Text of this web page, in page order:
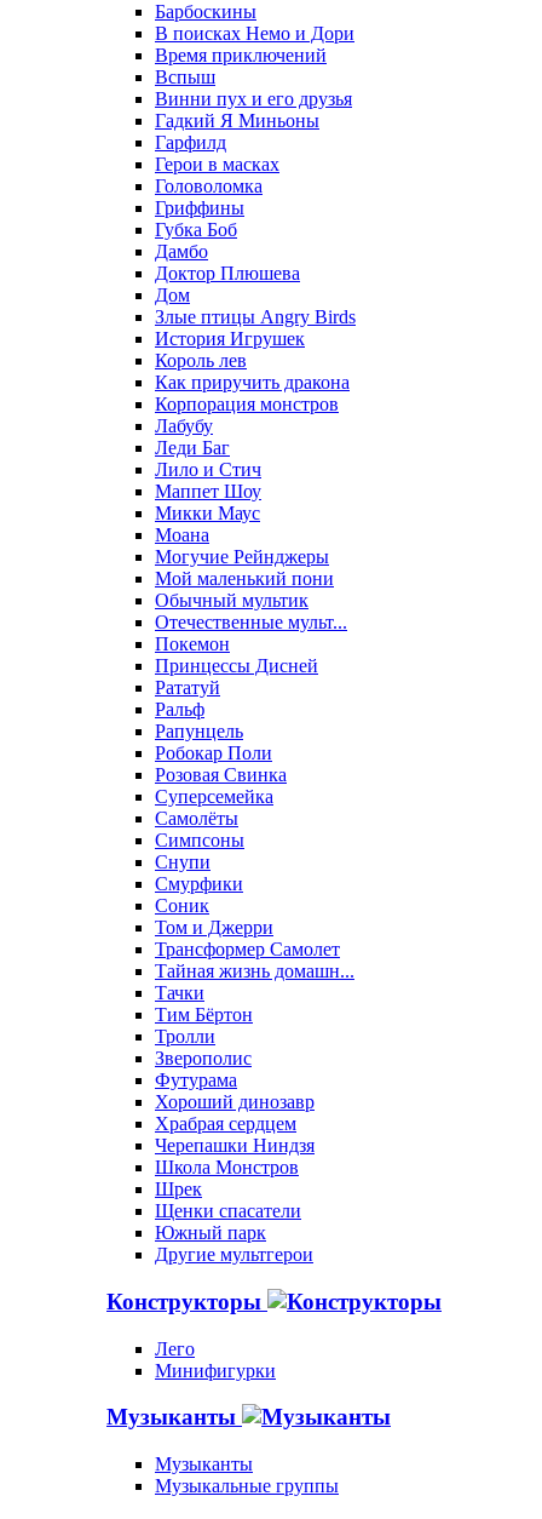
Барбоскины
В поисках Немо и Дори
Время приключений
Вспыш
Винни пух и его друзья
Гадкий Я Миньоны
Гарфилд
Герои в масках
Головоломка
Гриффины
Губка Боб
Дамбо
Доктор Плюшева
Дом
Злые птицы Angry Birds
История Игрушек
Король лев
Как приручить дракона
Корпорация монстров
Лабубу
Леди Баг
Лило и Стич
Маппет Шоу
Микки Маус
Моана
Могучие Рейнджеры
Мой маленький пони
Обычный мультик
Отечественные мульт...
Покемон
Принцессы Дисней
Рататуй
Ральф
Рапунцель
Робокар Поли
Розовая Свинка
Суперсемейка
Самолёты
Симпсоны
Снупи
Смурфики
Соник
Том и Джерри
Трансформер Самолет
Тайная жизнь домашн...
Тачки
Тим Бёртон
Тролли
Зверополис
Футурама
Хороший динозавр
Храбрая сердцем
Черепашки Ниндзя
Школа Монстров
Шрек
Щенки спасатели
Южный парк
Другие мультгерои
Конструкторы
Лего
Минифигурки
Музыканты
Музыканты
Музыкальные группы